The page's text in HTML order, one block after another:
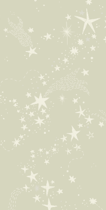
around the
to buy and sell
use smart design
creative skills or
With an
marketplace
with an unlimited
service, Envato
like you get
projects done faster.
About Envato
Careers
Privacy Policy